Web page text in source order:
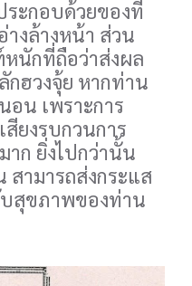
ระกอบด้วยของที่
างล้างหน้า ส่วน
นักที่ถือว่าส่งผล
กฮวงจุ้ย หากท่าน
อน เพราะการ
สียงรบกวนการ
ก ยิ่งไปกว่านั้น
สามารถส่งกระแส
บสุขภาพของท่าน